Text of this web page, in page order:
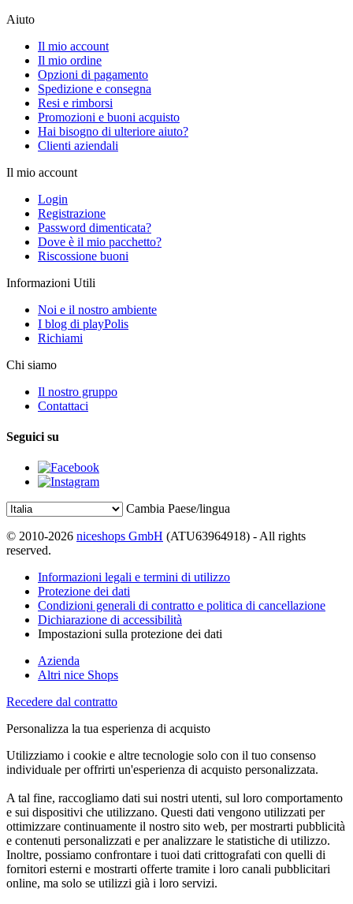
Aiuto
Il mio account
Il mio ordine
Opzioni di pagamento
Spedizione e consegna
Resi e rimborsi
Promozioni e buoni acquisto
Hai bisogno di ulteriore aiuto?
Clienti aziendali
Il mio account
Login
Registrazione
Password dimenticata?
Dove è il mio pacchetto?
Riscossione buoni
Informazioni Utili
Noi e il nostro ambiente
I blog di playPolis
Richiami
Chi siamo
Il nostro gruppo
Contattaci
Seguici su
Cambia Paese/lingua
© 2010-2026 niceshops GmbH (ATU63964918) - All rights
reserved.
Informazioni legali e termini di utilizzo
Protezione dei dati
Condizioni generali di contratto e politica di cancellazione
Dichiarazione di accessibilità
Impostazioni sulla protezione dei dati
Azienda
Altri nice Shops
Recedere dal contratto
Personalizza la tua esperienza di acquisto
Utilizziamo i cookie e altre tecnologie solo con il tuo consenso
individuale per offrirti un'esperienza di acquisto personalizzata.
A tal fine, raccogliamo dati sui nostri utenti, sul loro comportamento
e sui dispositivi che utilizzano. Questi dati vengono utilizzati per
ottimizzare continuamente il nostro sito web, per mostrarti pubblicità
e contenuti personalizzati e per analizzare le statistiche di utilizzo.
Inoltre, possiamo confrontare i tuoi dati crittografati con quelli di
fornitori esterni e mostrarti offerte tramite i loro canali pubblicitari
online, ma solo se utilizzi già i loro servizi.